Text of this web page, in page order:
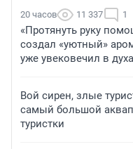
20 часов 11 337 1
«Протянуть руку
создал «уютный»
уже увековечил в
Вой сирен, злые
самый большой
туристки